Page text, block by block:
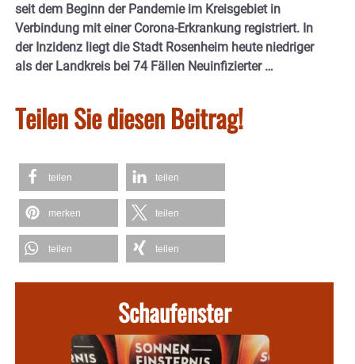
seit dem Beginn der Pandemie im Kreisgebiet in
Verbindung mit einer Corona-Erkrankung registriert. In
der Inzidenz liegt die Stadt Rosenheim heute niedriger
als der Landkreis bei 74 Fällen Neuinfizierter …
Teilen Sie diesen Beitrag!
teilen teilen
merken teilen
teilen teilen
Schaufenster